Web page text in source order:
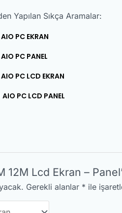
Yapılan Sıkça Aramalar:
PC EKRAN
PC PANEL
PC LCD EKRAN
PC LCD PANEL
12M Lcd Ekran –
Gerekli alanlar * ile